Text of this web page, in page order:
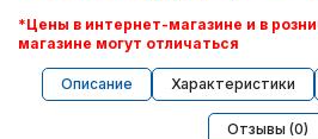
*Цены в интернет-магазине и в
магазине могут отличаться
Описание Характеристики
Отзывы (0)